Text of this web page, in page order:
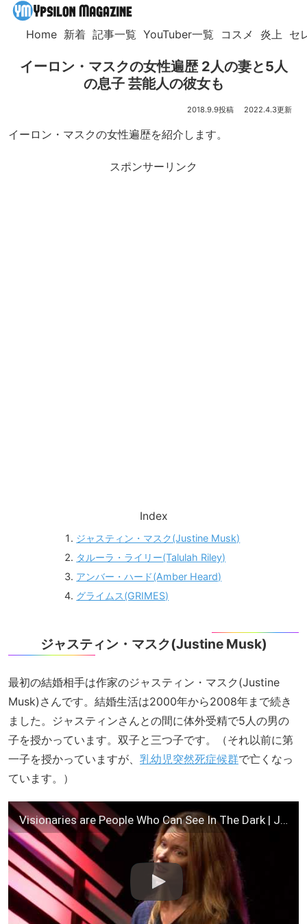
Home 新着 記事一覧 YouTuber一覧 コスメ 炎上 セ
イーロン・マスクの女性遍歴 2人の妻と5人
の息子 芸能人の彼女も
2018.9.9 2022.4.3
イーロン・マスクの女性遍歴を紹介します。
スポンサーリンク
Index
ジャスティン・マスク(Justine Musk)
タルーラ・ライリー(Talulah Riley)
アンバー・ハード(Amber Heard)
グライムス(GRIMES)
ジャスティン・マスク(Justine Musk)
最初の結婚相手は作家のジャスティン・マスク(Justine
Musk)さんです。結婚生活は2000年から2008年まで続き
ました。ジャスティンさんとの間に体外受精で5人の男の
子を授かっています。双子と三つ子です。（それ以前に第
一子を授かっていますが、 乳幼児突然死症候群で亡くなっ
ています。）
Visionaries are People Who Can See In The Dark | Justine Musk | TEDxUIUC